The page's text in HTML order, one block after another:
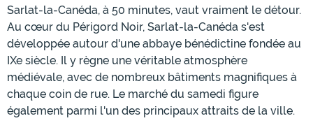
Sarlat-la-Canéda, à 50 minutes, vaut vraiment le détour.
Au cœur du Périgord Noir, Sarlat-la-Canéda s'est
développée autour d'une abbaye bénédictine fondée au
IXe siècle. Il y règne une véritable atmosphère
médiévale, avec de nombreux bâtiments magnifiques à
chaque coin de rue. Le marché du samedi figure
également parmi l'un des principaux attraits de la ville.